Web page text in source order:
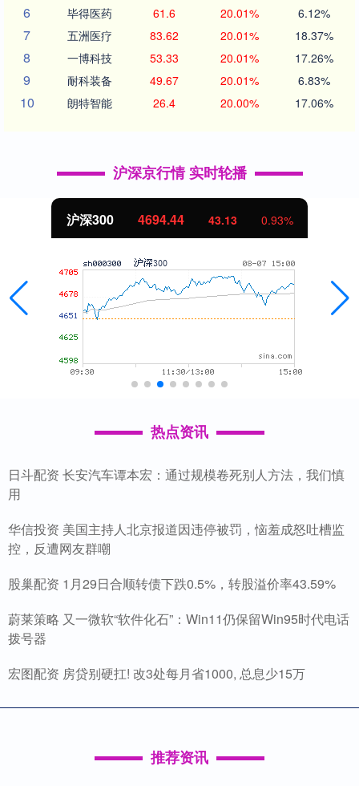
6 毕得医药 61.6 20.01% 6.12%
7 五洲医疗 83.62 20.01% 18.37%
8 一博科技 53.33 20.01% 17.26%
9 耐科装备 49.67 20.01% 6.83%
10 朗特智能 26.4 20.00% 17.06%
沪深京行情 实时轮播
43.13 0.93%
热点资讯
日斗配资 长安汽车谭本宏：通过规模卷死别人方法，我们慎
用
华信投资 美国主持人北京报道因违停被罚，恼羞成怒吐槽监
控，反遭网友群嘲
股巢配资 1月29日合顺转债下跌0.5%，转股溢价率43.59%
蔚莱策略 又一微软“软件化石”：Win11仍保留Win95时代电话
拨号器
宏图配资 房贷别硬扛! 改3处每月省1000, 总息少15万
推荐资讯